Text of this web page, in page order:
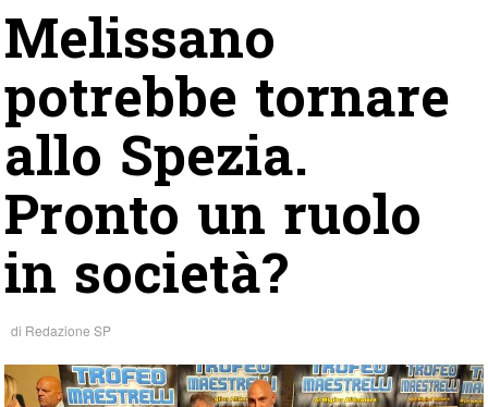
Melissano
potrebbe tornare
allo Spezia.
Pronto un ruolo
in società?
di Redazione SP